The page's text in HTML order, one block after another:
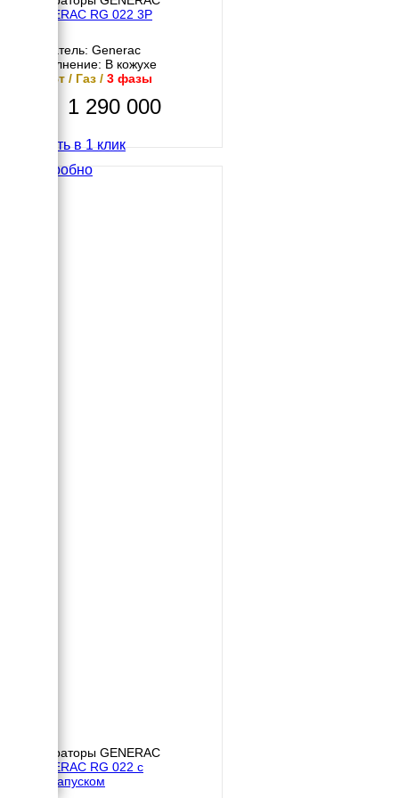
GENERAC RG 022 3P
Двигатель: Generac
Исполнение: В кожухе
17 кВт / Газ / 3 фазы
1 290 000
Купить в 1 клик
Подробно
Генераторы GENERAC
GENERAC RG 022 с
автозапуском